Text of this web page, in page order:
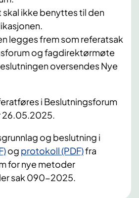
ikke benyttes til den
legges frem som referatsak
og fagdirektørmøte
oversendes Nye
i Beslutningsforum
og beslutning i
og protokoll (PDF)fra
for nye metoder
sak 090-2025.